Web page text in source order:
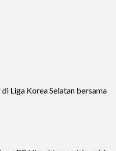
Liga Korea Selatan bersama